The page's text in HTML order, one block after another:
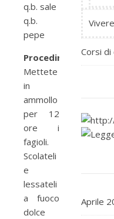
q.b. sale
q.b.
pepe
Procedimento:
Mettete
in
ammollo
per 12
ore i
fagioli.
Scolateli
e
lessateli
a fuoco
dolce
Corsi di
Aprile